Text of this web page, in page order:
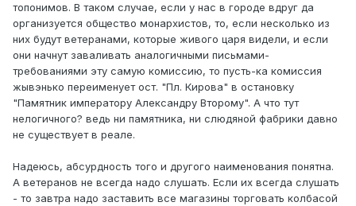
топонимов. В таком случае, если у нас в городе вдруг да
организуется общество монархистов, то, если несколько из
них будут ветеранами, которые живого царя видели, и если
они начнут заваливать аналогичными письмами-
требованиями эту самую комиссию, то пусть-ка комиссия
жывэнько переименует ост. "Пл. Кирова" в остановку
"Памятник императору Александру Второму". А что тут
нелогичного? ведь ни памятника, ни слюдяной фабрики давно
не существует в реале.
Надеюсь, абсурдность того и другого наименования понятна.
А ветеранов не всегда надо слушать. Если их всегда слушать
- то завтра надо заставить все магазины торговать колбасой